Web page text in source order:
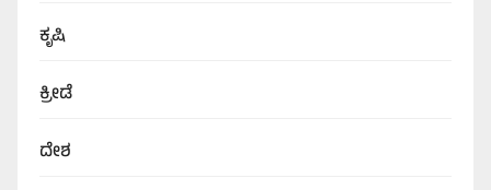
ಕೃಷಿ
ಕ್ರೀಡೆ
ದೇಶ